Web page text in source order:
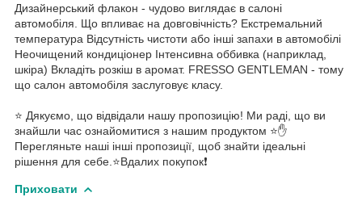
Дизайнерський флакон - чудово виглядає в салоні
автомобіля. Що впливає на довговічність? Екстремальний
температура Відсутність чистоти або інші запахи в автомобілі
Неочищений кондиціонер Інтенсивна оббивка (наприклад,
шкіра) Вкладіть розкіш в аромат. FRESSO GENTLEMAN - тому
що салон автомобіля заслуговує класу.
⭐ Дякуємо, що відвідали нашу пропозицію! Ми раді, що ви
знайшли час ознайомитися з нашим продуктом ⭐✋
Перегляньте наші інші пропозиції, щоб знайти ідеальні
рішення для себе.⭐️Вдалих покупок❗️
Приховати